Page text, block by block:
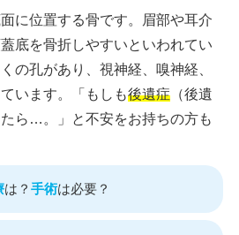
に位置する骨です。眉部や耳介
底を骨折しやすいといわれてい
の孔があり、視神経、嗅神経、
います。「もしも後遺症（後遺
ら…。」と不安をお持ちの方も
は？ 手術は必要？